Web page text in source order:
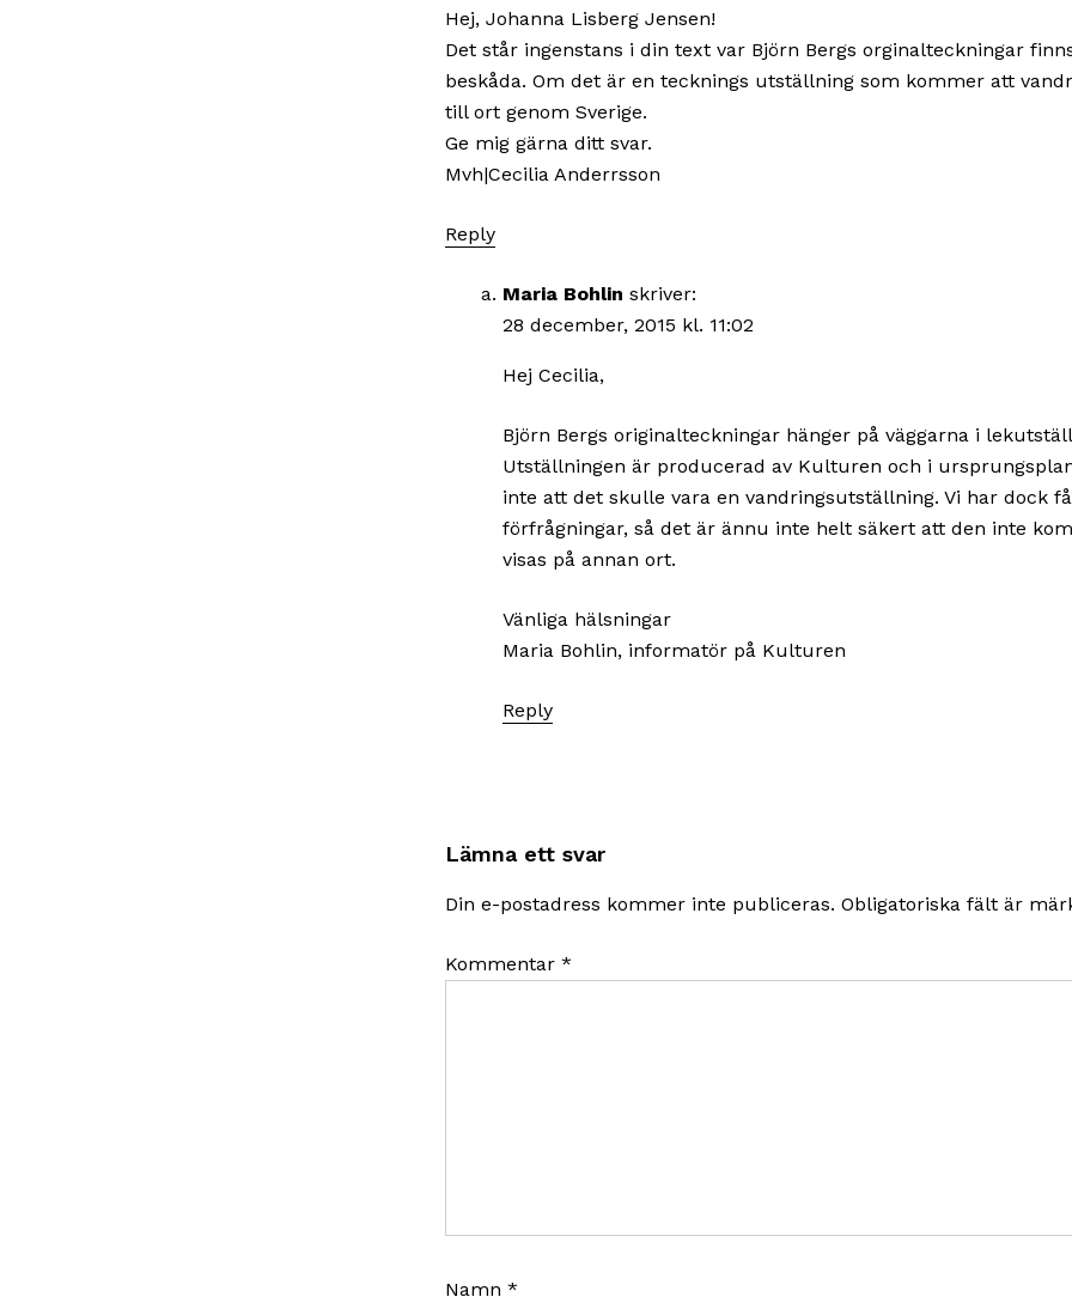
Hej, Johanna Lisberg Jensen!
Det står ingenstans i din text var Björn Bergs orginalteckningar
beskåda. Om det är en tecknings utställning som kommer att
till ort genom Sverige.
Ge mig gärna ditt svar.
Mvh|Cecilia Anderrsson
Reply
Maria Bohlin skriver:
28 december, 2015 kl. 11:02
Hej Cecilia,
Björn Bergs originalteckningar hänger på väggarna i
Utställningen är producerad av Kulturen och i
inte att det skulle vara en vandringsutställning. Vi har dock
förfrågningar, så det är ännu inte helt säkert att den inte
visas på annan ort.
Vänliga hälsningar
Maria Bohlin, informatör på Kulturen
Reply
Lämna ett svar
Din e-postadress kommer inte publiceras. Obligatoriska fält är
Kommentar *
Namn *